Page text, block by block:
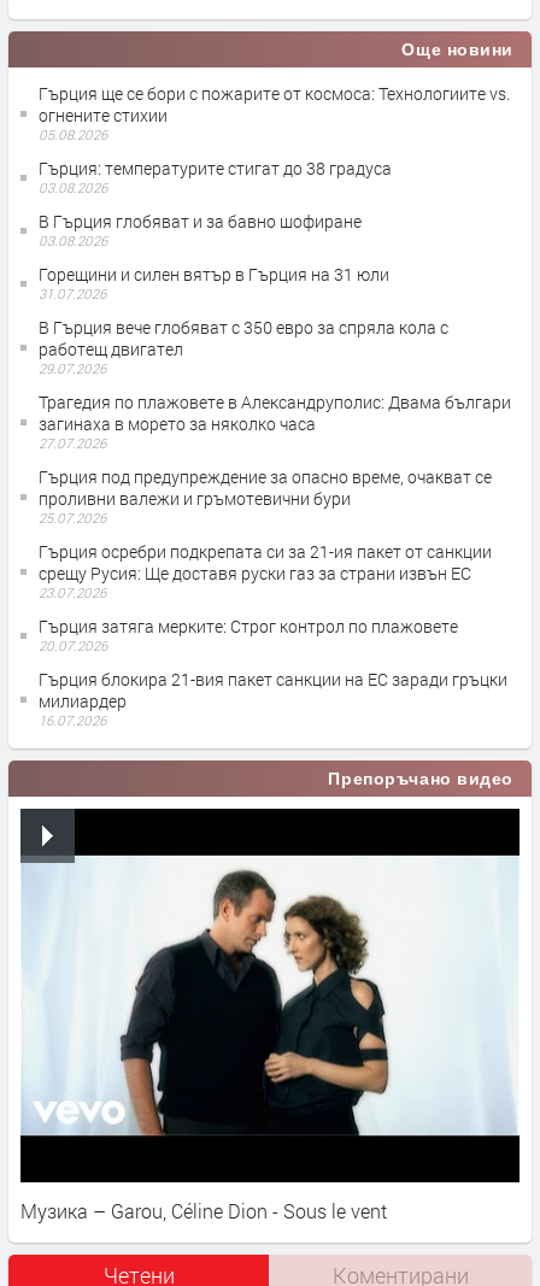
Още новини
Гърция ще се бори с пожарите от космоса: Технологиите vs.
огнените стихии
05.08.2026
Гърция: температурите стигат до 38 градуса
03.08.2026
В Гърция глобяват и за бавно шофиране
03.08.2026
Горещини и силен вятър в Гърция на 31 юли
31.07.2026
В Гърция вече глобяват с 350 евро за спряла кола с
работещ двигател
29.07.2026
Трагедия по плажовете в Александруполис: Двама българи
загинаха в морето за няколко часа
27.07.2026
Гърция под предупреждение за опасно време, очакват се
проливни валежи и гръмотевични бури
25.07.2026
Гърция осребри подкрепата си за 21-ия пакет от санкции
срещу Русия: Ще доставя руски газ за страни извън ЕС
23.07.2026
Гърция затяга мерките: Строг контрол по плажовете
20.07.2026
Гърция блокира 21-вия пакет санкции на ЕС заради гръцки
милиардер
16.07.2026
Препоръчано видео
Музика – Garou, Céline Dion - Sous le vent
Четени Коментирани